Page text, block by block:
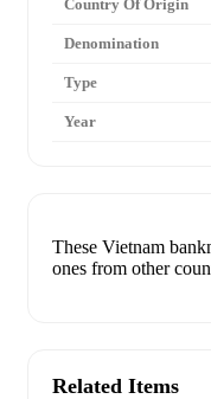
Country Of Origin
Denomination
Type
Year
These Vietnam
ones from other
Related Items